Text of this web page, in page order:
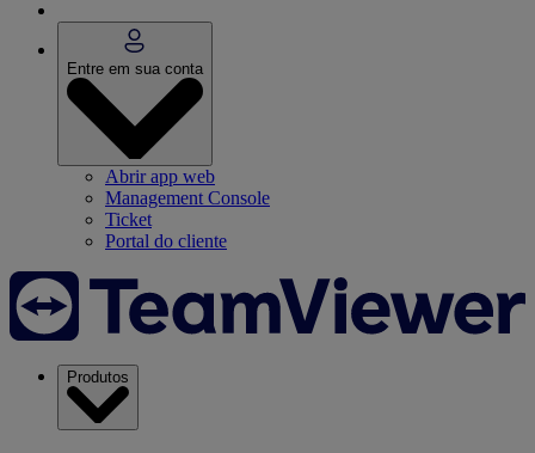
Entre em sua conta
Abrir app web
Management Console
Ticket
Portal do cliente
Produtos